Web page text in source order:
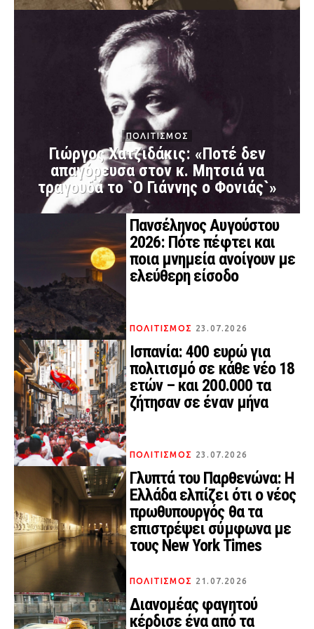
Family
Επιλογές
Εισιτήρια
ΠΟΛΙΤΙΣΜΟΣ
Γιώργος Χατζιδάκις: «Ποτέ δεν
απαγόρευσα στον κ. Μητσιά να
τραγουδά το `Ο Γιάννης ο Φονιάς`»
Πανσέληνος Αυγούστου
2026: Πότε πέφτει και
ποια μνημεία ανοίγουν με
ελεύθερη είσοδο
ΠΟΛΙΤΙΣΜΟΣ 23.07.2026
Ισπανία: 400 ευρώ για
πολιτισμό σε κάθε νέο 18
ετών – και 200.000 τα
ζήτησαν σε έναν μήνα
ΠΟΛΙΤΙΣΜΟΣ 23.07.2026
Γλυπτά του Παρθενώνα: Η
Ελλάδα ελπίζει ότι ο νέος
πρωθυπουργός θα τα
επιστρέψει σύμφωνα με
τους New York Times
ΠΟΛΙΤΙΣΜΟΣ 21.07.2026
Διανομέας φαγητού
κέρδισε ένα από τα